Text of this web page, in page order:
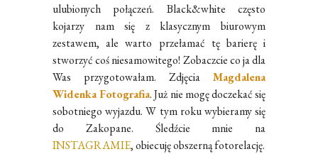
ulubionych połączeń. Black&white często
kojarzy nam się z klasycznym biurowym
zestawem, ale warto przełamać tę barierę i
stworzyć coś niesamowitego! Zobaczcie co ja dla
Was przygotowałam. Zdjęcia Magdalena
Widenka Fotografia. Już nie mogę doczekać się
sobotniego wyjazdu. W tym roku wybieramy się
do Zakopane. Śledźcie mnie na
INSTAGRAMIE, obiecuję obszerną fotorelację.